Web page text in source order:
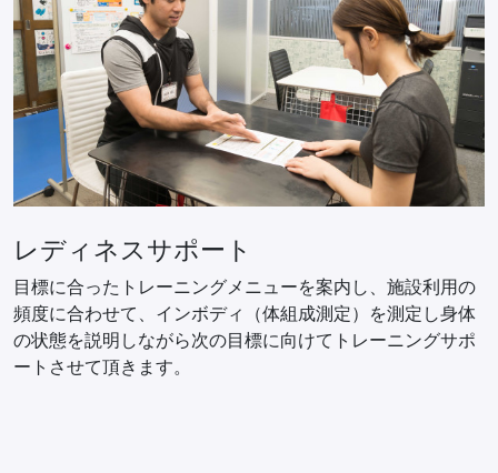
レディネスサポート
目標に合ったトレーニングメニューを案内し、施設利用の
頻度に合わせて、インボディ（体組成測定）を測定し身体
の状態を説明しながら次の目標に向けてトレーニングサポ
ートさせて頂きます。